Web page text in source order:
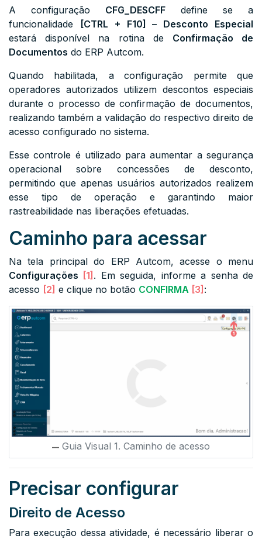
A configuração CFG_DESCFF define se a
funcionalidade
[CTRL + F10] – Desconto Especial
estará disponível na rotina de Confirmação de
Documentos do ERP Autcom.
Quando habilitada, a configuração permite que
operadores autorizados utilizem descontos especiais
durante o processo de confirmação de documentos,
realizando também a validação do respectivo direito de
acesso configurado no sistema.
Esse controle é utilizado para aumentar a segurança
operacional sobre concessões de desconto,
permitindo que apenas usuários autorizados realizem
esse tipo de operação e garantindo maior
rastreabilidade nas liberações efetuadas.
Caminho para acessar
Na tela principal do ERP Autcom, acesse o menu
Configurações [1] . Em seguida, informe a senha de
acesso [2] e clique no botão CONFIRMA [3] :
Guia Visual 1. Caminho de acesso
Precisar configurar
Direito de Acesso
Para execução dessa atividade, é necessário liberar o